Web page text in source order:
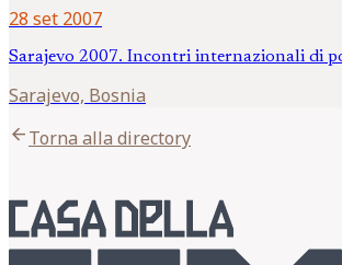
28 set 2007
Sarajevo 2007. Incontri internazionali di
Sarajevo, Bosnia
arrow_backTorna alla directory